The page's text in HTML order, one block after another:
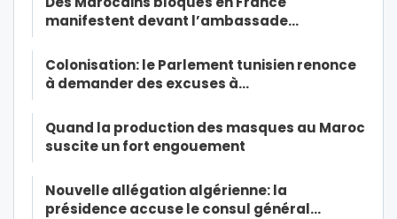
manifestent devant l’ambassade…
Colonisation: le Parlement tunisien renonce
à demander des excuses à…
Quand la production des masques au Maroc
suscite un fort engouement
Nouvelle allégation algérienne: la
présidence accuse le consul général…